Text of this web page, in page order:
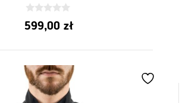
0
z
599,00 zł